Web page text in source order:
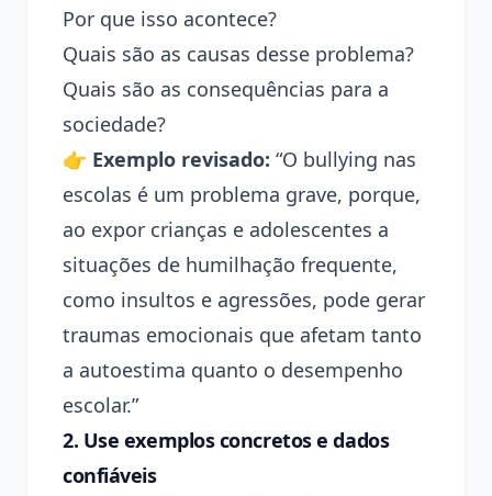
Por que isso acontece?
Quais são as causas desse problema?
Quais são as consequências para a
sociedade?
👉 Exemplo revisado: “O bullying nas
escolas é um problema grave, porque,
ao expor crianças e adolescentes a
situações de humilhação frequente,
como insultos e agressões, pode gerar
traumas emocionais que afetam tanto
a autoestima quanto o desempenho
escolar.”
2. Use exemplos concretos e dados
confiáveis